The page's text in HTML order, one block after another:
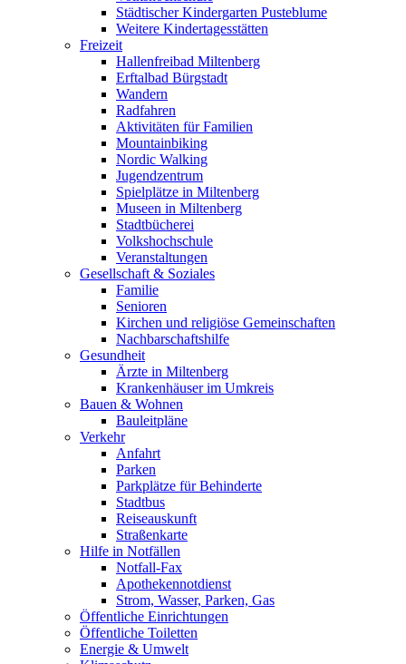
Städtischer Kindergarten Pusteblume
Weitere Kindertagesstätten
Freizeit
Hallenfreibad Miltenberg
Erftalbad Bürgstadt
Wandern
Radfahren
Aktivitäten für Familien
Mountainbiking
Nordic Walking
Jugendzentrum
Spielplätze in Miltenberg
Museen in Miltenberg
Stadtbücherei
Volkshochschule
Veranstaltungen
Gesellschaft & Soziales
Familie
Senioren
Kirchen und religiöse Gemeinschaften
Nachbarschaftshilfe
Gesundheit
Ärzte in Miltenberg
Krankenhäuser im Umkreis
Bauen & Wohnen
Bauleitpläne
Verkehr
Anfahrt
Parken
Parkplätze für Behinderte
Stadtbus
Reiseauskunft
Straßenkarte
Hilfe in Notfällen
Notfall-Fax
Apothekennotdienst
Strom, Wasser, Parken, Gas
Öffentliche Einrichtungen
Öffentliche Toiletten
Energie & Umwelt